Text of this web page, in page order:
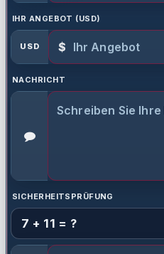
IHR ANGEBOT (USD)
USD $
NACHRICHT
SICHERHEITSPRÜFUNG
7 + 11 = ?